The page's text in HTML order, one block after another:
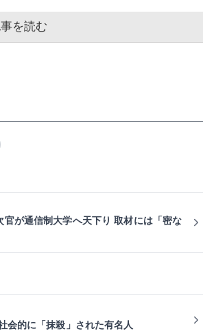
を読む
官が通信制大学へ天下り 取材には「密な
会的に「抹殺」された有名人